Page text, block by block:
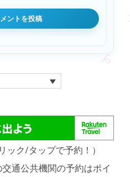
ック/タップで予約！）
通公共機関の予約はポイ